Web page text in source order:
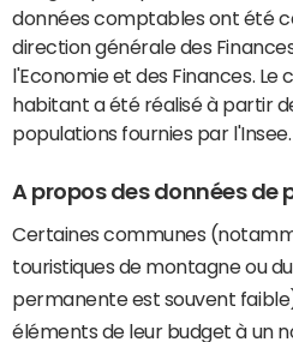
données comptables ont été
direction générale des
l'Economie et des Finances. Le
habitant a été réalisé à partir
populations fournies par l'Insee.
A propos des données de
Certaines communes
touristiques de montagne ou
permanente est souvent
éléments de leur budget à un